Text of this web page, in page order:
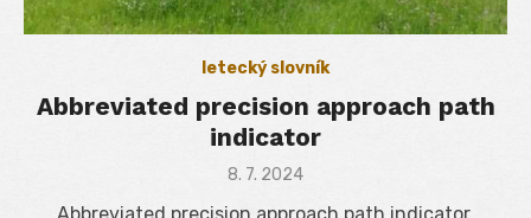
letecký slovník
Abbreviated precision approach path
indicator
Posted
8. 7. 2024